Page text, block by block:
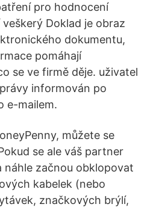
pro hodnocení
Doklad je obraz
dokumentu,
pomáhají
se ve firmě děje. uživatel
informován po
e-mailem.
můžete se
se ale váš partner
náhle začnou obklopovat
kabelek (nebo
značkových brýlí,